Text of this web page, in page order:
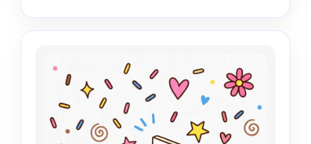
かったパンくず、歪んだ皿、偽のメニュー文字、
ロゴは避けてください。